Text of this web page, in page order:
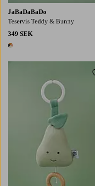
JaBaDaBaDo
Teservis Teddy & Bunny
349 SEK
1 färg